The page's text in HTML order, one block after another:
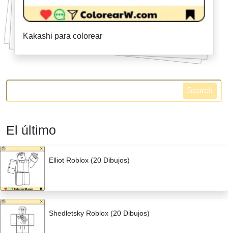
Kakashi para colorear
Search
El último
Elliot Roblox (20 Dibujos)
Shedletsky Roblox (20 Dibujos)